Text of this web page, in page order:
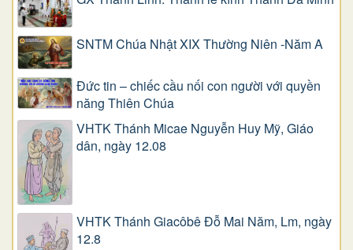
SNTM Chúa Nhật XIX Thường Niên -Năm A
Đức tin – chiếc cầu nối con người với quyền
năng Thiên Chúa
VHTK Thánh Micae Nguyễn Huy Mỹ, Giáo
dân, ngày 12.08
VHTK Thánh Giacôbê Ðỗ Mai Năm, Lm, ngày
12.8